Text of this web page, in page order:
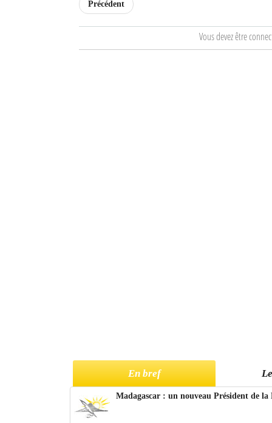
Identifiant oublié ?
Mot de passe oublié ?
Précédent
Vous devez être
En bref
Madagascar : un nouveau Président de